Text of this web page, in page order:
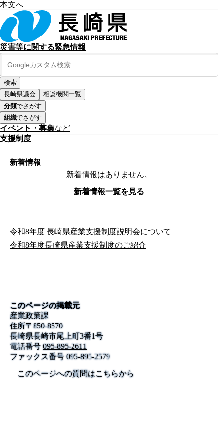
本文へ
災害等に関する緊急情報
長崎県議会
相談機関一覧
分類でさがす
組織でさがす
イベント・募集など
支援制度
新着情報
新着情報はありません。
新着情報一覧を見る
令和8年度 長崎県産業支援制度説明会について
令和8年度長崎県産業支援制度のご紹介
このページの掲載元
産業政策課
住所〒850-8570
長崎県長崎市尾上町3番1号
電話番号 095-895-2611
ファックス番号095-895-2579
このページへの質問はこちらから